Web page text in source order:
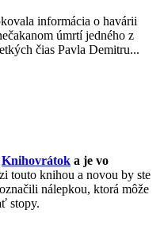
informácia o havárii
úmrtí jedného z
čias Pavla Demitru...
Knihovrátok a je vo
touto knihou a novou by ste
nálepkou, ktorá môže
stopy.